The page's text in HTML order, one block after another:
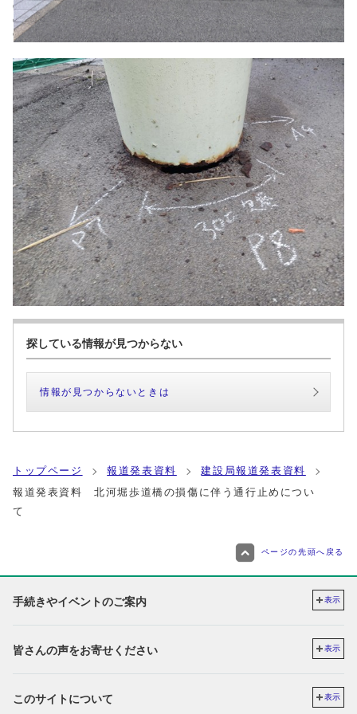
探している情報が見つからない
情報が見つからないときは
トップページ 報道発表資料
建設局報道発表資料
報道発表資料 北河堀歩道橋の損傷に伴う通行止めについ
て
ページの先頭へ戻る
手続きやイベントのご案内 表示
皆さんの声をお寄せください 表示
このサイトについて 表示